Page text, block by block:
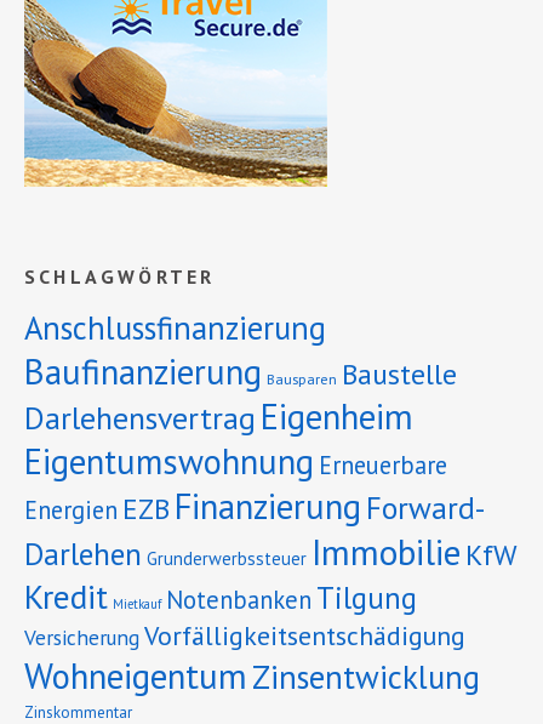
SCHLAGWÖRTER
Anschlussfinanzierung
Baufinanzierung Bausparen Baustelle
Darlehensvertrag Eigenheim
Eigentumswohnung Erneuerbare
Energien EZB Finanzierung Forward-
Darlehen Grunderwerbssteuer Immobilie KfW
Kredit Mietkauf Notenbanken Tilgung
VersicherungVorfälligkeitsentschädigung
Wohneigentum Zinsentwicklung
Zinskommentar